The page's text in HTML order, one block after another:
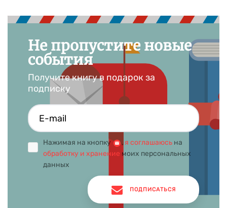
Не пропустите новые
события
Получите книгу в подарок за
подписку
Нажимая на кнопку , я соглашаюсь на
обработку и хранение моих персональных
данных
ПОДПИСАТЬСЯ